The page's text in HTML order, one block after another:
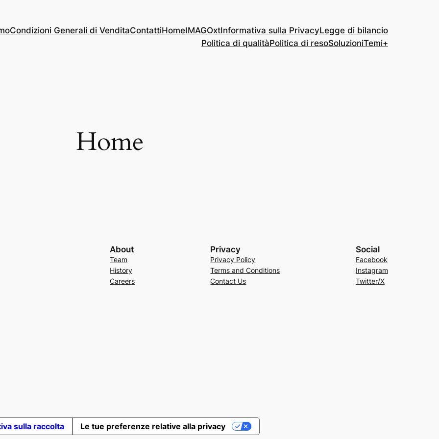
Condizioni Generali di VenditaContattiHomeIMAGOxtInformativa sulla PrivacyLegge di bilancio
Politica di qualitàPolitica di resoSoluzioniTemi+
Home
About
Team
History
Careers
Privacy
Privacy Policy
Terms and Conditions
Contact Us
Social
Facebook
Instagram
Twitter/X
sulla raccolta Le tue preferenze relative alla privacy